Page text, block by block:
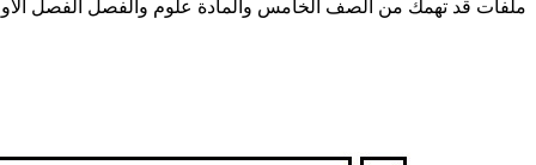
ملفات قد تهمك من الصف الخامس والمادة علوم والفصل الفصل